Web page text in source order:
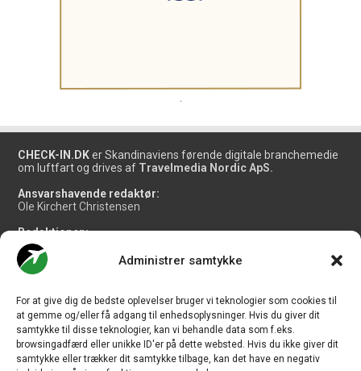
Administrer samtykke
For at give dig de bedste oplevelser bruger vi teknologier som cookies til
at gemme og/eller få adgang til enhedsoplysninger. Hvis du giver dit
samtykke til disse teknologier, kan vi behandle data som f.eks.
browsingadfærd eller unikke ID'er på dette websted. Hvis du ikke giver dit
samtykke eller trækker dit samtykke tilbage, kan det have en negativ
CHECK-IN.DK er Skandinaviens førende digitale branchemedie
om luftfart og drives af Travelmedia Nordic ApS.
Ansvarshavende redaktør:
Ole Kirchert Christensen
Redaktionen:
Christian Granhøj Skouboe
Henrik Baumgarten
Danny Longhi Andreasen
Salg og jobannoncer:
salg@travelmedianordic.com
Vi tager ansvar for indholdet og er tilmeldt